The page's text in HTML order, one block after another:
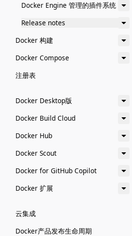
Docker Engine 管理的插件系统
Release notes
Docker 构建
Docker Compose
注册表
Docker Desktop版
Docker Build Cloud
Docker Hub
Docker Scout
Docker for GitHub Copilot
Docker 扩展
云集成
Docker产品发布生命周期